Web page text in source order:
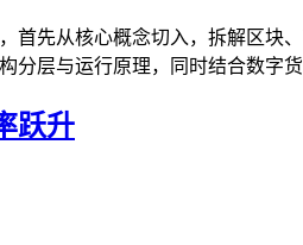
首先从核心概念切入，拆解区
分层与运行原理，同时结合数字
跃升